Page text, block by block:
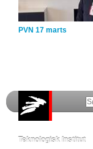
PVN 17 marts
Teknologisk Institut